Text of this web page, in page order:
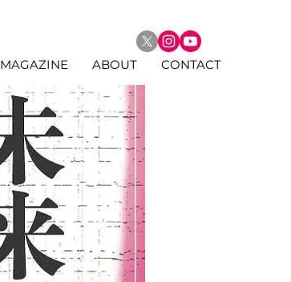
MAGAZINE ABOUT CONTACT